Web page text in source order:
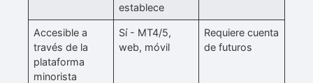
establece
Accesible a
través de la
plataforma
minorista
Sí - MT4/5,
web, móvil
Requiere cuenta
de futuros